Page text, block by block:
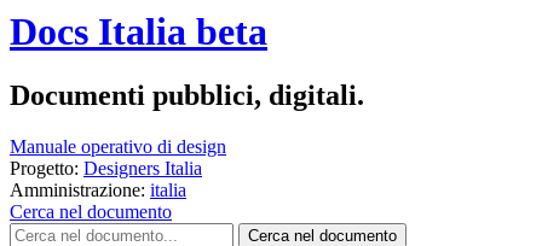
Docs Italia beta
Documenti pubblici, digitali.
Manuale operativo di design
Progetto: Designers Italia
Amministrazione: italia
Cerca nel documento
Cerca nel documento